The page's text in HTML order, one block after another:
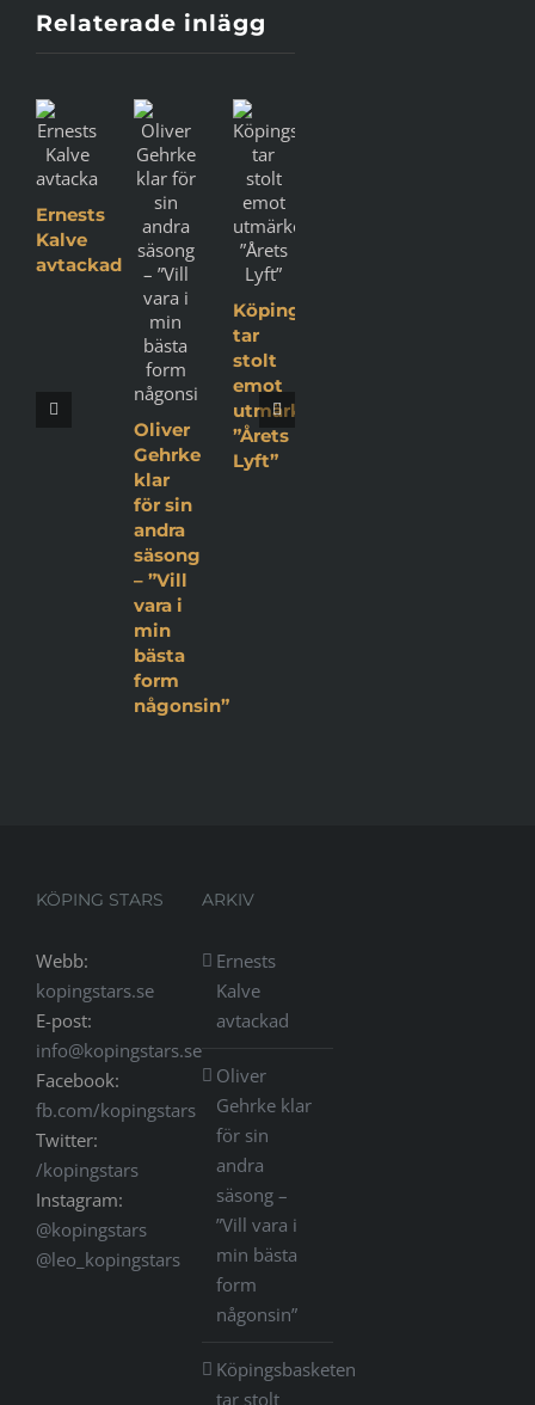
Relaterade inlägg
Ernests
Kalve
avtackad
Oliver
Gehrke
klar
för sin
andra
säsong
– ”Vill
vara i
min
bästa
form
någonsin”
Köpingsbasketen
tar
stolt
emot
utmärkelsen
”Årets
Lyft”
KÖPING STARS
Webb:
kopingstars.se
E-post:
info@kopingstars.se
Facebook:
fb.com/kopingstars
Twitter:
/kopingstars
Instagram:
@kopingstars
@leo_kopingstars
ARKIV
Ernests
Kalve
avtackad
Oliver
Gehrke klar
för sin
andra
säsong –
”Vill vara i
min bästa
form
någonsin”
Köpingsbasketen
tar stolt